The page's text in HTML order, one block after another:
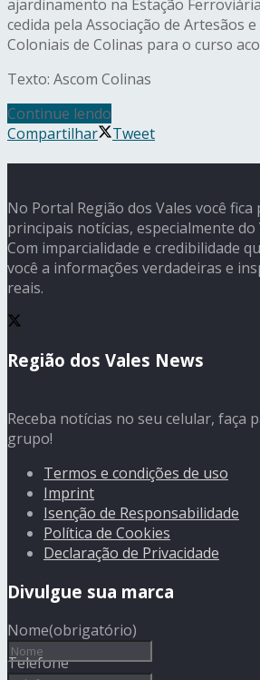
ajardinamento na Estação
cedida pela Associação de Artesãos
Coloniais de Colinas para o curso
Texto: Ascom Colinas
Continue lendo
Compartilhar
Tweet
No Portal Região dos Vales você
principais notícias, especialmente do
Com imparcialidade e credibilidade
você a informações verdadeiras e
reais.
Região dos Vales News
Receba notícias no seu celular, faça
grupo!
Termos e condições de uso
Imprint
Isenção de Responsabilidade
Política de Cookies
Declaração de Privacidade
Divulgue sua marca
Nome(obrigatório)
Telefone